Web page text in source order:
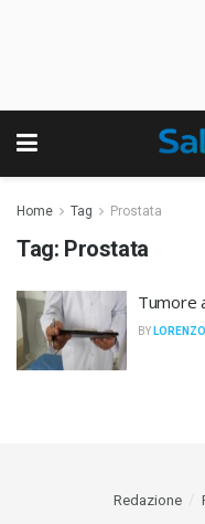
Home Tag Prostata
Tag: Prostata
Tumore
BY
Redazione